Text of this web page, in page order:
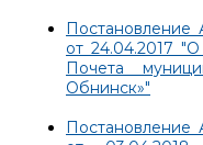
от 24.04.2017
Почета
Обнинск»"